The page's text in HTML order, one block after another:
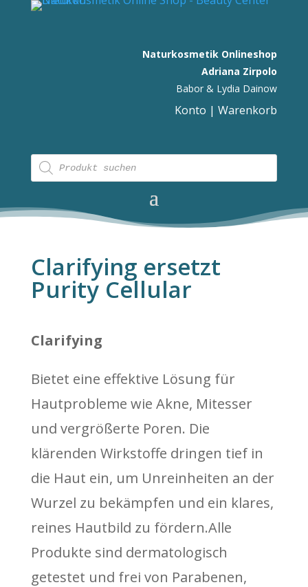
Naturkosmetik Onlineshop
Adriana Zirpolo
Babor & Lydia Dainow
Konto |Warenkorb
Products
search
Clarifying ersetzt
Purity Cellular
Clarifying
Bietet eine effektive Lösung für
Hautprobleme wie Akne, Mitesser
und vergrößerte Poren. Die
klärenden Wirkstoffe dringen tief in
die Haut ein, um Unreinheiten an der
Wurzel zu bekämpfen und ein klares,
reines Hautbild zu fördern.Alle
Produkte sind dermatologisch
getestet und frei von Parabenen,